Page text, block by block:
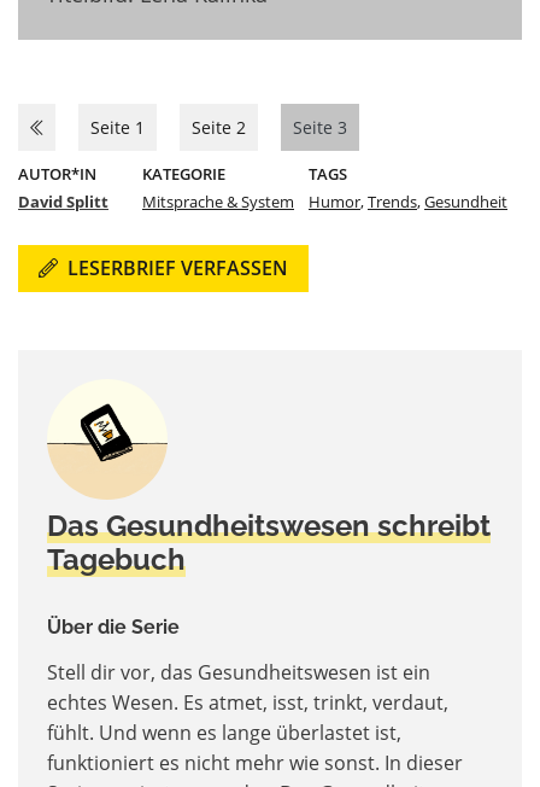
Seite 1 Seite 2 Seite 3
AUTOR*IN
David Splitt
KATEGORIE
Mitsprache & System
TAGS
Humor,Trends,Gesundheit
LESERBRIEF VERFASSEN
Das Gesundheitswesen schreibt
Tagebuch
Über die Serie
Stell dir vor, das Gesundheitswesen ist ein
echtes Wesen. Es atmet, isst, trinkt, verdaut,
fühlt. Und wenn es lange überlastet ist,
funktioniert es nicht mehr wie sonst. In dieser